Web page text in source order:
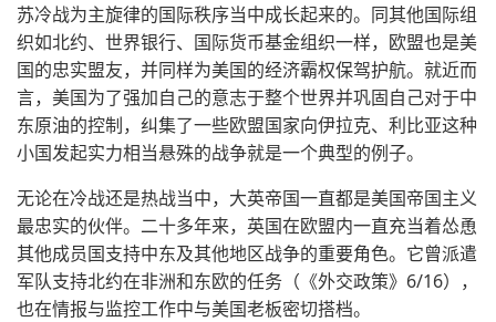
苏冷战为主旋律的国际秩序当中成长起来的。同其他国际组
织如北约、世界银行、国际货币基金组织一样，欧盟也是美
国的忠实盟友，并同样为美国的经济霸权保驾护航。就近而
言，美国为了强加自己的意志于整个世界并巩固自己对于中
东原油的控制，纠集了一些欧盟国家向伊拉克、利比亚这种
小国发起实力相当悬殊的战争就是一个典型的例子。
无论在冷战还是热战当中，大英帝国一直都是美国帝国主义
最忠实的伙伴。二十多年来，英国在欧盟内一直充当着怂恿
其他成员国支持中东及其他地区战争的重要角色。它曾派遣
军队支持北约在非洲和东欧的任务（《外交政策》6/16），
也在情报与监控工作中与美国老板密切搭档。